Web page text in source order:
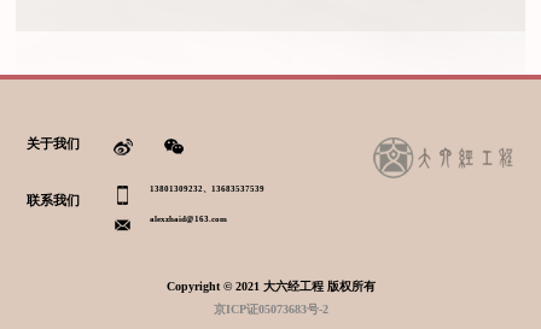
关于我们
联系我们
13801309232、13683537539
alexzhaid@163.com
Copyright © 2021 大六经工程 版权所有
京ICP证05073683号-2